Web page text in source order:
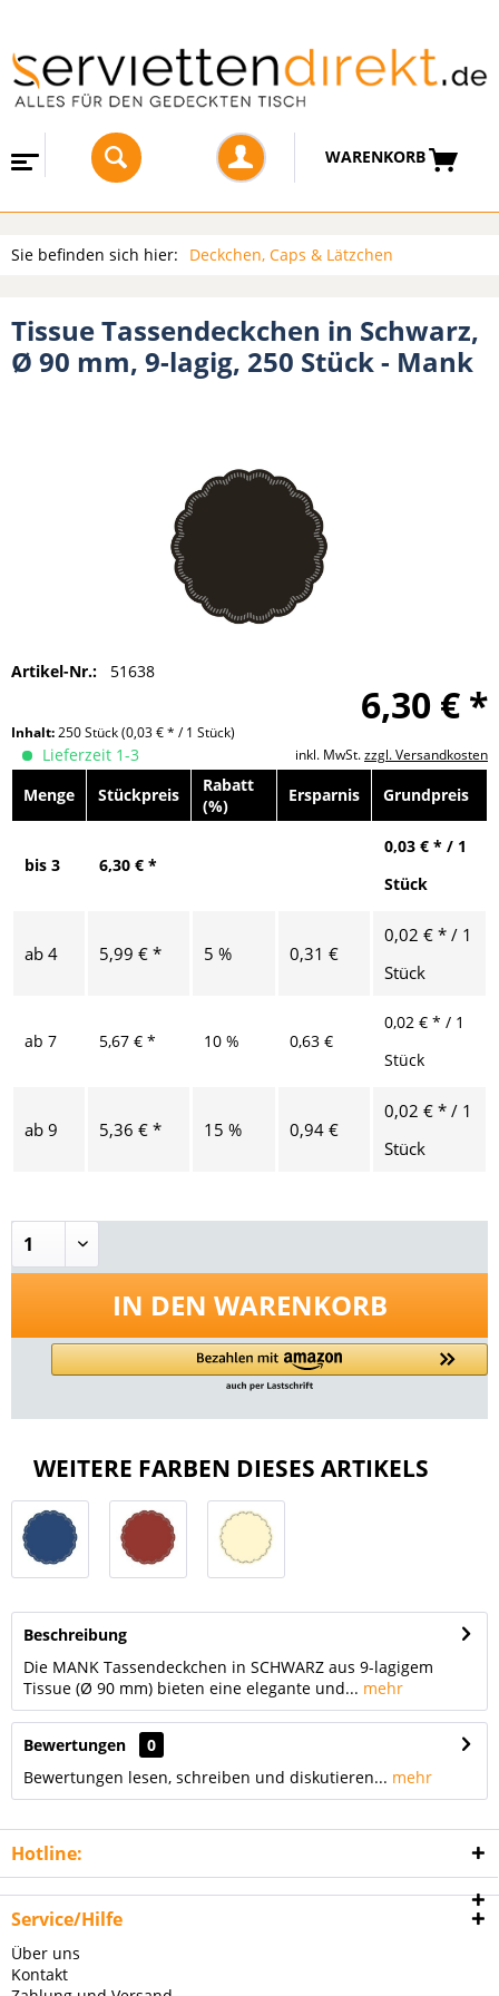
WARENKORB
Sie befinden sich hier: Deckchen, Caps & Lätzchen
Tissue Tassendeckchen in Schwarz,
Ø 90 mm, 9-lagig, 250 Stück - Mank
Artikel-Nr.: 51638
6,30 € *
Inhalt:250 Stück(0,03 € * / 1 Stück)
inkl. MwSt.zzgl. Versandkosten
Lieferzeit 1-3
Menge
Stückpreis
Rabatt
(%)
Ersparnis Grundpreis
bis 3 6,30 € *
0,03 € * / 1
Stück
ab 4 5,99 € * 5 % 0,31 €
0,02 € * / 1
Stück
ab 7 5,67 € * 10 % 0,63 €
0,02 € * / 1
Stück
ab 9 5,36 € * 15 % 0,94 €
0,02 € * / 1
Stück
IN DEN WARENKORB
WEITERE FARBEN DIESES ARTIKELS
Beschreibung
Die MANK Tassendeckchen in SCHWARZ aus 9-lagigem
Tissue (Ø 90 mm) bieten eine elegante und... mehr
Bewertungen
0
Bewertungen lesen, schreiben und diskutieren... mehr
Hotline:
Service/Hilfe
Über uns
Kontakt